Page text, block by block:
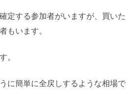
定する参加者がいますが、買いた
もいます。
。
に簡単に全戻しするような相場で